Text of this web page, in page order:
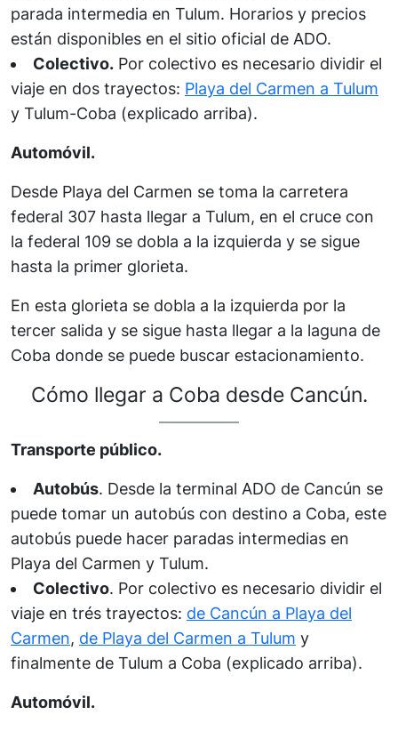
parada intermedia en Tulum. Horarios y precios
están disponibles en el sitio oficial de ADO.
Colectivo.Por colectivo es necesario dividir el
viaje en dos trayectos: Playa del Carmen a Tulum
y Tulum-Coba (explicado arriba).
Automóvil.
Desde Playa del Carmen se toma la carretera
federal 307 hasta llegar a Tulum, en el cruce con
la federal 109 se dobla a la izquierda y se sigue
hasta la primer glorieta.
En esta glorieta se dobla a la izquierda por la
tercer salida y se sigue hasta llegar a la laguna de
Coba donde se puede buscar estacionamiento.
Cómo llegar a Coba desde Cancún.
Transporte público.
Autobús. Desde la terminal ADO de Cancún se
puede tomar un autobús con destino a Coba, este
autobús puede hacer paradas intermedias en
Playa del Carmen y Tulum.
Colectivo. Por colectivo es necesario dividir el
viaje en trés trayectos: de Cancún a Playa del
Carmen, de Playa del Carmen a Tulum y
finalmente de Tulum a Coba (explicado arriba).
Automóvil.